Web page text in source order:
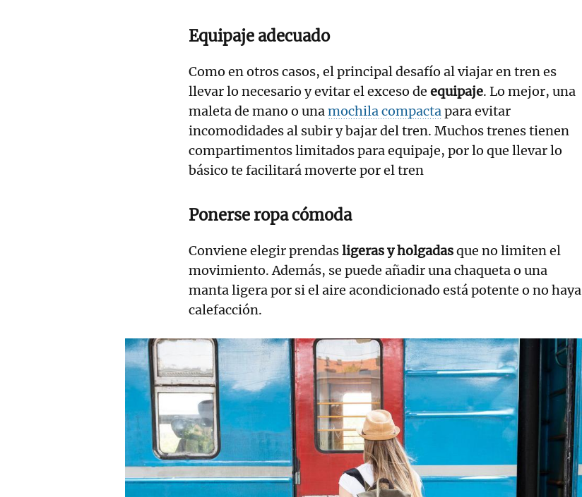
Equipaje adecuado
Como en otros casos, el principal desafío al viajar en tren es
llevar lo necesario y evitar el exceso de equipaje. Lo mejor, una
maleta de mano o unamochila compactapara evitar
incomodidades al subir y bajar del tren. Muchos trenes tienen
compartimentos limitados para equipaje, por lo que llevar lo
básico te facilitará moverte por el tren
Ponerse ropa cómoda
Conviene elegir prendasligeras y holgadasque no limiten el
movimiento. Además, se puede añadir una chaqueta o una
manta ligera por si el aire acondicionado está potente o no haya
calefacción.